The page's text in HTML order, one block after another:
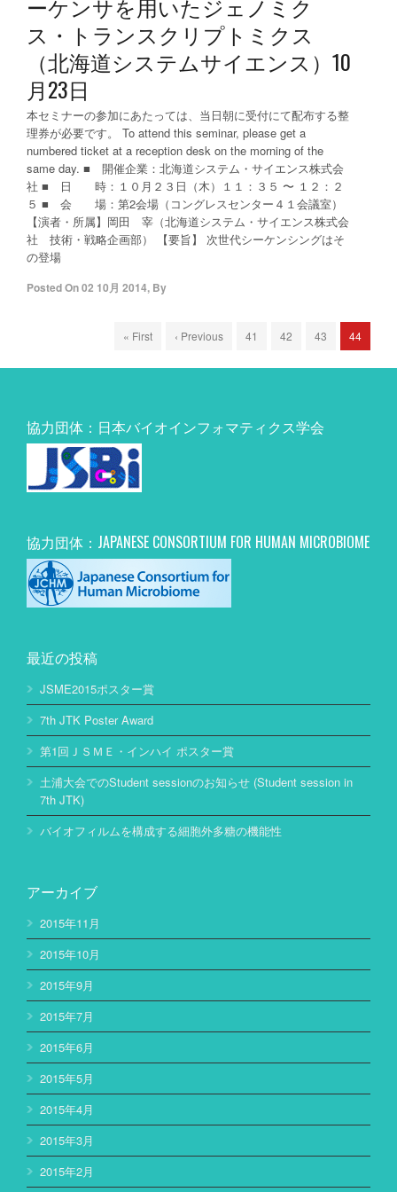
ス・トランスクリプトミクス
（北海道システムサイエンス）10
月23日
本セミナーの参加にあたっては、当日朝に受付にて配布する整
理券が必要です。 To attend this seminar, please get a
numbered ticket at a reception desk on the morning of the
same day. ■ 開催企業：北海道システム・サイエンス株式会
社 ■ 日 時：１０月２３日（木）１１：３５ 〜 １２：２
５ ■ 会 場：第2会場（コングレスセンター４１会議室）
【演者・所属】岡田 宰（北海道システム・サイエンス株式会
社 技術・戦略企画部） 【要旨】 次世代シーケンシングはそ
の登場
Posted On02 10月 2014, By
« First ‹ Previous 41 42 43 44
協力団体：日本バイオインフォマティクス学会
協力団体：JAPANESE CONSORTIUM FOR HUMAN MICROBIOME
最近の投稿
JSME2015ポスター賞
7th JTK Poster Award
第1回ＪＳＭＥ・インハイ ポスター賞
土浦大会でのStudent sessionのお知らせ (Student session in
7th JTK)
バイオフィルムを構成する細胞外多糖の機能性
アーカイブ
2015年11月
2015年10月
2015年9月
2015年7月
2015年6月
2015年5月
2015年4月
2015年3月
2015年2月